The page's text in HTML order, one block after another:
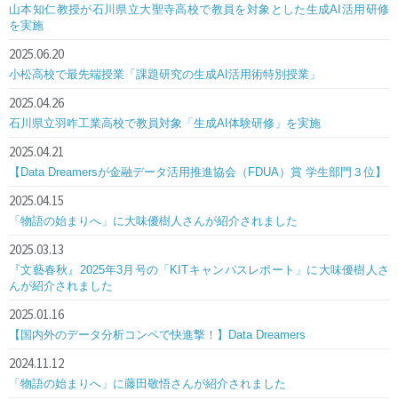
山本知仁教授が石川県立大聖寺高校で教員を対象とした生成AI活用研修
を実施
2025.06.20
小松高校で最先端授業「課題研究の生成AI活用術特別授業」
2025.04.26
石川県立羽咋工業高校で教員対象「生成AI体験研修」を実施
2025.04.21
【Data Dreamersが金融データ活用推進協会（FDUA）賞 学生部門３位】
2025.04.15
「物語の始まりへ」に大味優樹人さんが紹介されました
2025.03.13
『文藝春秋』2025年3月号の「KITキャンパスレポート」に大味優樹人さ
んが紹介されました
2025.01.16
【国内外のデータ分析コンペで快進撃！】Data Dreamers
2024.11.12
「物語の始まりへ」に藤田敬悟さんが紹介されました